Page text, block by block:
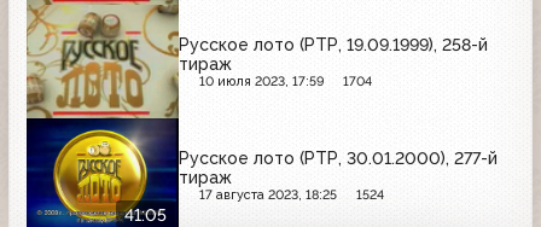
Русское лото (РТР, 19.09.1999), 258-й
тираж
10 июля 2023, 17:59 1704
41:05
Русское лото (РТР, 30.01.2000), 277-й
тираж
17 августа 2023, 18:25 1524